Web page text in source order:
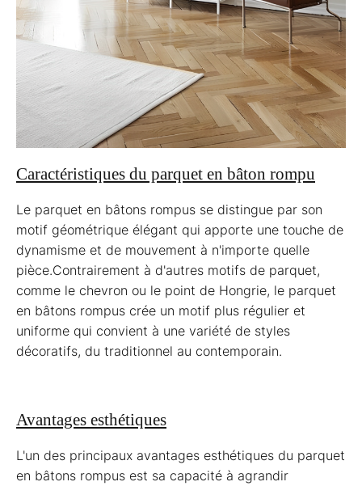
Caractéristiques du parquet en bâton rompu
Le parquet en bâtons rompus se distingue par son
motif géométrique élégant qui apporte une touche de
dynamisme et de mouvement à n'importe quelle
pièce.Contrairement à d'autres motifs de parquet,
comme le chevron ou le point de Hongrie, le parquet
en bâtons rompus crée un motif plus régulier et
uniforme qui convient à une variété de styles
décoratifs, du traditionnel au contemporain.
Avantages esthétiques
L'un des principaux avantages esthétiques du parquet
en bâtons rompus est sa capacité à agrandir